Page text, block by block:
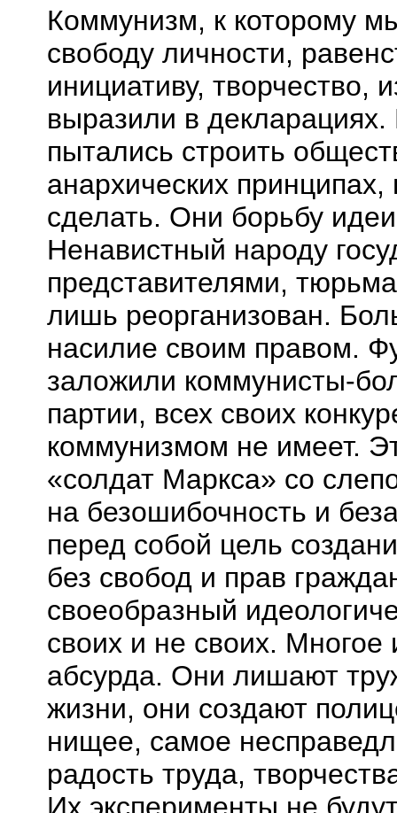
Коммунизм, к которому
свободу личности,
инициативу, творчество,
выразили в
пытались строить
анархических
сделать. Они борьбу
Ненавистный народу
представителями,
лишь реорганизован.
насилие своим правом.
заложили коммунисты-
партии, всех своих
коммунизмом не имеет.
«солдат Маркса» со
на безошибочность и
перед собой цель
без свобод и прав
своеобразный
своих и не своих. Многое
абсурда. Они лишают
жизни, они создают
нищее, самое
радость труда,
Их эксперименты не